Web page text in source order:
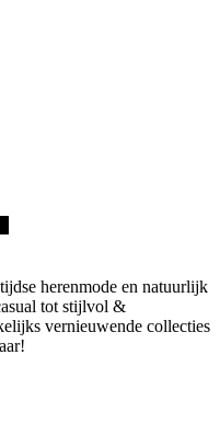
herenmode en natuurlijk
tot stijlvol &
vernieuwende collecties